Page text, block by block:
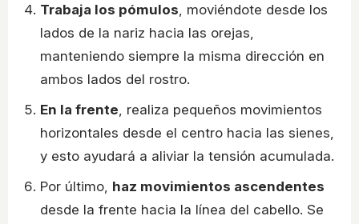
Trabaja los pómulos , moviéndote desde los
lados de la nariz hacia las orejas,
manteniendo siempre la misma dirección en
ambos lados del rostro.
En la frente , realiza pequeños movimientos
horizontales desde el centro hacia las sienes,
y esto ayudará a aliviar la tensión acumulada.
Por último, haz movimientos ascendentes
desde la frente hacia la línea del cabello. Se